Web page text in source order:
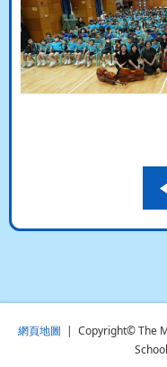
網頁地圖 | Copyright© The